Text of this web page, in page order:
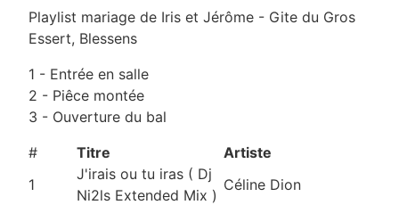
Playlist mariage de Iris et Jérôme - Gite du Gros
Essert, Blessens
1 - Entrée en salle
2 - Piêce montée
3 - Ouverture du bal
#
Titre
Artiste
1
J'irais ou tu iras ( Dj
Ni2ls Extended Mix )
Céline Dion